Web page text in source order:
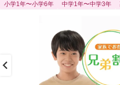
小学1年〜小学6年
中学1年〜中学3年